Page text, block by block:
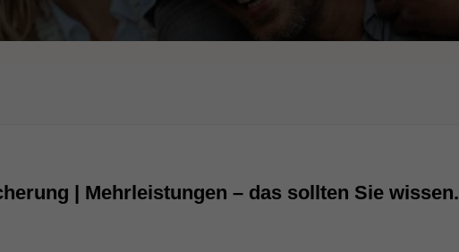
| Mehrleistungen – das sollten Sie wissen.